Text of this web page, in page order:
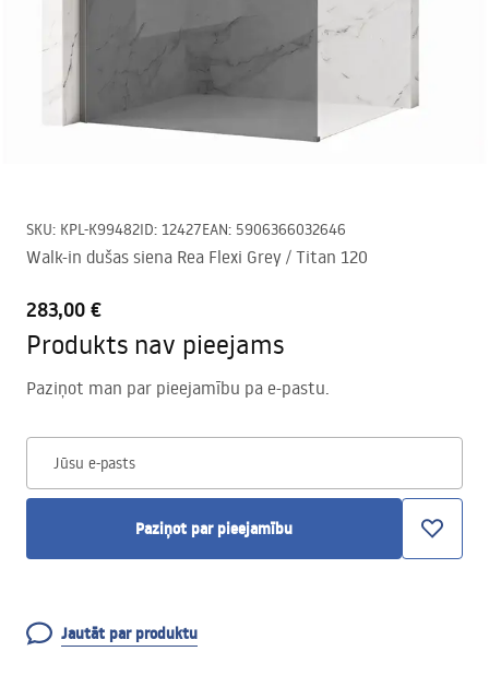
SKU: KPL-K99482ID: 12427EAN: 5906366032646
Walk-in dušas siena Rea Flexi Grey / Titan 120
283,00 €
Produkts nav pieejams
Paziņot man par pieejamību pa e-pastu.
Jūsu e-pasts
Paziņot par pieejamību
Jautāt par produktu